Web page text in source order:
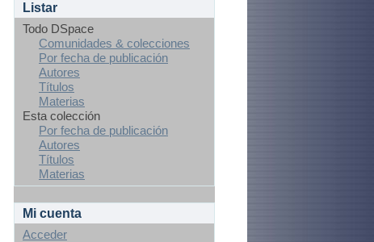
Listar
Todo DSpace
Comunidades & colecciones
Por fecha de publicación
Autores
Títulos
Materias
Esta colección
Por fecha de publicación
Autores
Títulos
Materias
Mi cuenta
Acceder